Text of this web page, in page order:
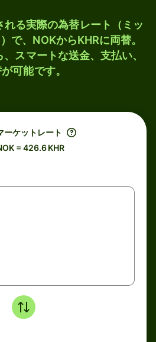
る実際の為替レート（ミッ
で、NOKからKHRに両替。
スマートな送金、支払い、
可能です。
ーケットレート
= 426.6 KHR